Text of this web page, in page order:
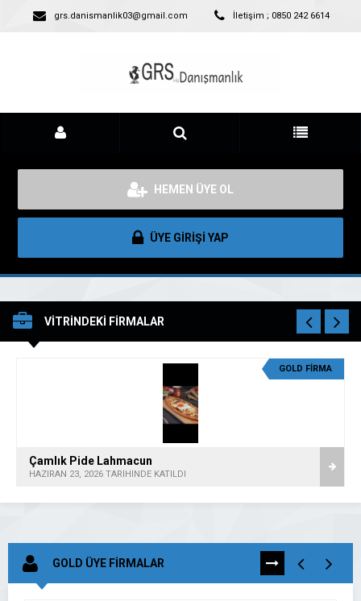
grs.danismanlik03@gmail.com İletişim ; 0850 242 6614
HEMEN ÜYE OL
ÜYE GİRİŞİ YAP
VİTRİNDEKİ FİRMALAR
GOLD FİRMA
Çamlık Pide Lahmacun
HAZIRAN 23, 2026 TARİHİNDE KATILDI
GOLD ÜYE FİRMALAR TÜMÜNÜ
GÖR